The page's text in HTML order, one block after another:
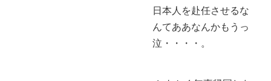
日本人を赴任させるな
んてああなんかもうっ
泣・・・・。